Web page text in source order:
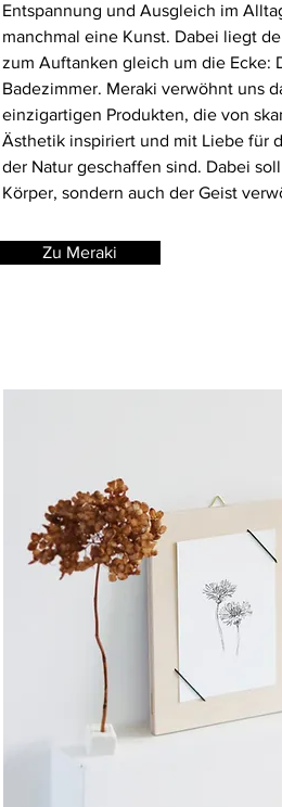
Entspannung und Ausgleich im
manchmal eine Kunst. Dabei liegt
zum Auftanken gleich um die Ecke:
Badezimmer. Meraki verwöhnt uns
einzigartigen Produkten, die von
Ästhetik inspiriert und mit Liebe für
der Natur geschaffen sind. Dabei
Körper, sondern auch der Geist
Zu Meraki